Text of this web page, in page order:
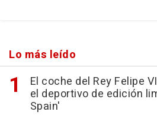
Lo más leído
El coche del Rey Felipe
el deportivo de edición
Spain'